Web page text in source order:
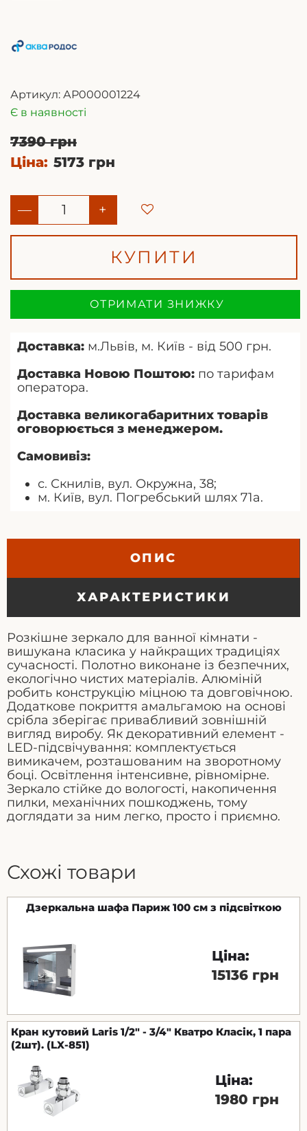
Артикул: АР000001224
Є в наявності
7390 грн
Ціна: 5173 грн
— +
КУПИТИ
ОТРИМАТИ ЗНИЖКУ
Доставка: м.Львів, м. Київ - від 500 грн.
Доставка Новою Поштою: по тарифам
оператора.
Доставка великогабаритних товарів
оговорюється з менеджером.
Самовивіз:
с. Скнилів, вул. Окружна, 38;
м. Київ, вул. Погребський шлях 71а.
ОПИС
ХАРАКТЕРИСТИКИ
Розкішне зеркало для ванної кімнати -
вишукана класика у найкращих традиціях
сучасності. Полотно виконане із безпечних,
екологічно чистих матеріалів. Алюміній
робить конструкцію міцною та довговічною.
Додаткове покриття амальгамою на основі
срібла зберігає привабливий зовнішній
вигляд виробу. Як декоративний елемент -
LED-підсвічування: комплектується
вимикачем, розташованим на зворотному
боці. Освітлення інтенсивне, рівномірне.
Зеркало стійке до вологості, накопичення
пилки, механічних пошкоджень, тому
доглядати за ним легко, просто і приємно.
Схожі товари
Дзеркальна шафа Париж 100 см з підсвіткою
Ціна:
15136 грн
Кран кутовий Laris 1/2" - 3/4" Кватро Класік, 1 пара
(2шт). (LX-851)
Ціна:
1980 грн